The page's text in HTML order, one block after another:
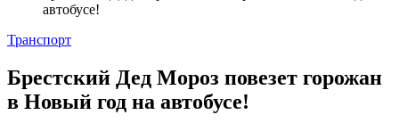
автобусе!
Транспорт
Брестский Дед Мороз повезет горожан
в Новый год на автобусе!